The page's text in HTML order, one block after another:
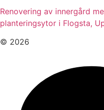
Renovering av innergård
planteringsytor i Flogsta,
© 2026